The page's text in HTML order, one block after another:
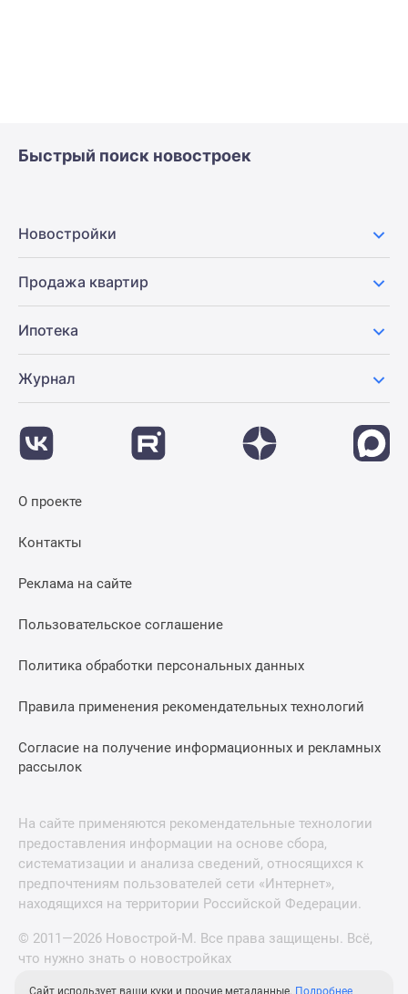
Быстрый поиск новостроек
Новостройки
Продажа квартир
Ипотека
Журнал
О проекте
Контакты
Реклама на сайте
Пользовательское соглашение
Политика обработки персональных данных
Правила применения рекомендательных технологий
Согласие на получение информационных и рекламных
рассылок
На сайте применяются рекомендательные технологии
предоставления информации на основе сбора,
систематизации и анализа сведений, относящихся к
предпочтениям пользователей сети «Интернет»,
находящихся на территории Российской Федерации.
© 2011—2026 Новострой-М. Все права защищены. Всё,
что нужно знать о новостройках
Сайт использует ваши куки и прочие метаданные. Подробнее